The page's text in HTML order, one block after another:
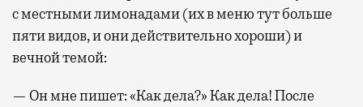
с местными лимонадами (их в меню тут больше
пяти видов, и они действительно хороши) и
вечной темой:
— Он мне пишет: «Как дела?» Как дела! После